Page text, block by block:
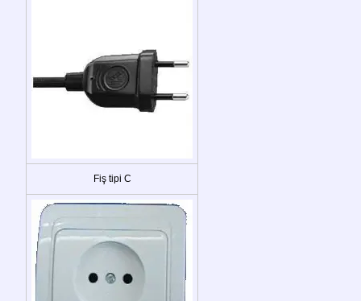
Fiş tipi C